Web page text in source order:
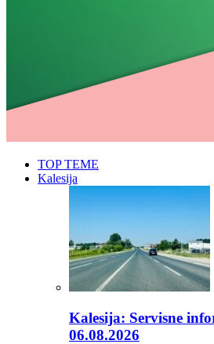
TOP TEME
Kalesija
Kalesija: Servisne
06.08.2026